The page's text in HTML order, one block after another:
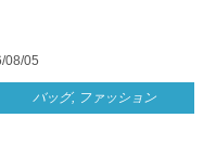
08/05
バッグ, ファッション